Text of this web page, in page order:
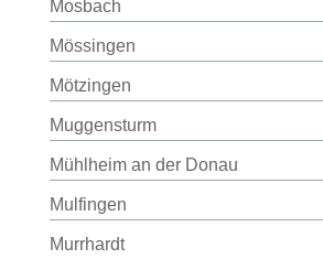
Mosbach
Mössingen
Mötzingen
Muggensturm
Mühlheim an der Donau
Mulfingen
Murrhardt